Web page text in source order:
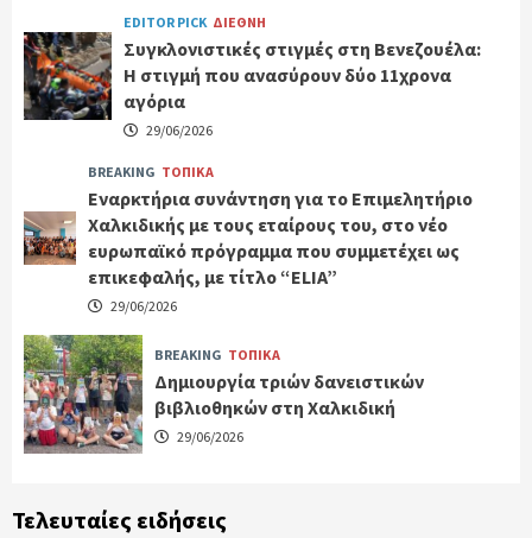
EDITOR PICK ΔΙΕΘΝΗ
Συγκλονιστικές στιγμές στη Βενεζουέλα:
Η στιγμή που ανασύρουν δύο 11χρονα
αγόρια
29/06/2026
BREAKING ΤΟΠΙΚΑ
Εναρκτήρια συνάντηση για το Επιμελητήριο
Χαλκιδικής με τους εταίρους του, στο νέο
ευρωπαϊκό πρόγραμμα που συμμετέχει ως
επικεφαλής, με τίτλο “ELIA”
29/06/2026
BREAKING ΤΟΠΙΚΑ
Δημιουργία τριών δανειστικών
βιβλιοθηκών στη Χαλκιδική
29/06/2026
Τελευταίες ειδήσεις